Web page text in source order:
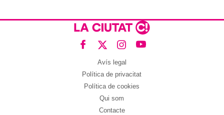
Avís legal
Política de privacitat
Política de cookies
Qui som
Contacte